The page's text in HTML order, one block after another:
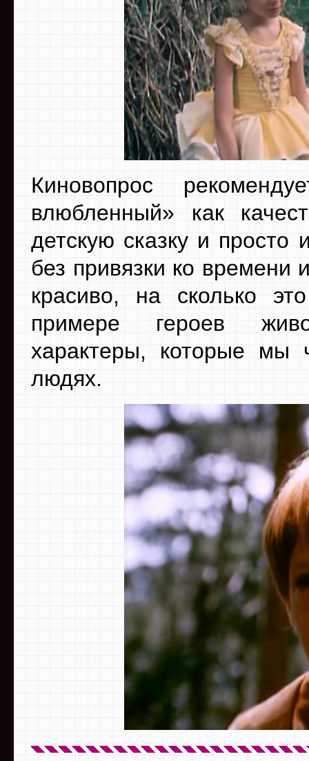
Киновопрос
влюбленный» как
детскую сказку и
без привязки ко времени
красиво, на сколько
примере героев
характеры, которые мы
людях.